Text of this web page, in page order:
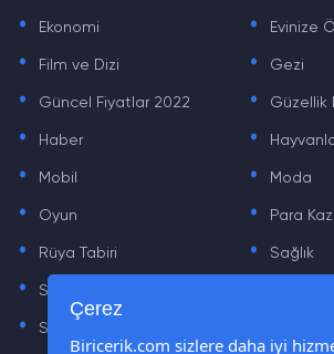
. Ekonomi . Evinize
. Film ve Dizi . Gezi
. Güncel Fiyatlar 2022 . Güzellik
. Haber .
. Mobil . Moda
. Oyun . Para
. Rüya Tabiri . Sağlık
. Sinema .
. Sözler
Çerez
Biricerik.com sizlere daha iyi